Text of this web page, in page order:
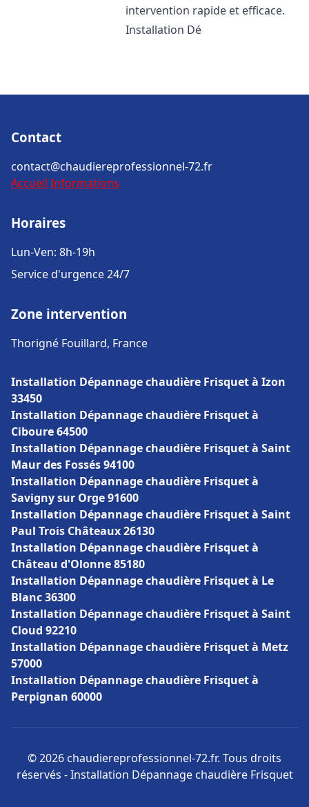
intervention rapide et efficace.
Installation Dé
Contact
contact@chaudiereprofessionnel-72.fr
Accueil Informations
Horaires
Lun-Ven: 8h-19h
Service d'urgence 24/7
Zone intervention
Thorigné Fouillard, France
Installation Dépannage chaudière Frisquet à Izon
33450
Installation Dépannage chaudière Frisquet à
Ciboure 64500
Installation Dépannage chaudière Frisquet à Saint
Maur des Fossés 94100
Installation Dépannage chaudière Frisquet à
Savigny sur Orge 91600
Installation Dépannage chaudière Frisquet à Saint
Paul Trois Châteaux 26130
Installation Dépannage chaudière Frisquet à
Château d'Olonne 85180
Installation Dépannage chaudière Frisquet à Le
Blanc 36300
Installation Dépannage chaudière Frisquet à Saint
Cloud 92210
Installation Dépannage chaudière Frisquet à Metz
57000
Installation Dépannage chaudière Frisquet à
Perpignan 60000
© 2026 chaudiereprofessionnel-72.fr. Tous droits
réservés - Installation Dépannage chaudière Frisquet